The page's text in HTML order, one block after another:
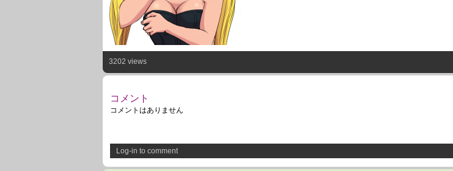
3202 views
コメント
コメントはありません
Log-in to comment